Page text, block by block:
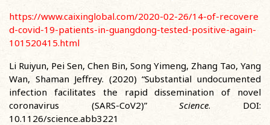
https://www.caixinglobal.com/2020-02-26/14-of-recovere
d-covid-19-patients-in-guangdong-tested-positive-again-
101520415.html
Li Ruiyun, Pei Sen, Chen Bin, Song Yimeng, Zhang Tao, Yang
Wan, Shaman Jeffrey. (2020) “Substantial undocumented
infection facilitates the rapid dissemination of novel
coronavirus (SARS-CoV2)”Science. DOI:
10.1126/science.abb3221